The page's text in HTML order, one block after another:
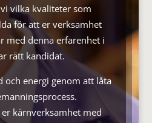
vilka kvaliteter som
för att er verksamhet
med denna erfarenhet i
rätt kandidat.
och energi genom att låta
kärnverksamhet med